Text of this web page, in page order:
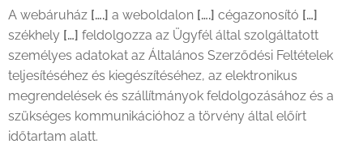
A webáruház [….] a weboldalon [….] cégazonosító […]
székhely […] feldolgozza az Ügyfél által szolgáltatott
személyes adatokat az Általános Szerződési Feltételek
teljesítéséhez és kiegészítéséhez, az elektronikus
megrendelések és szállítmányok feldolgozásához és a
szükséges kommunikációhoz a törvény által előírt
időtartam alatt.